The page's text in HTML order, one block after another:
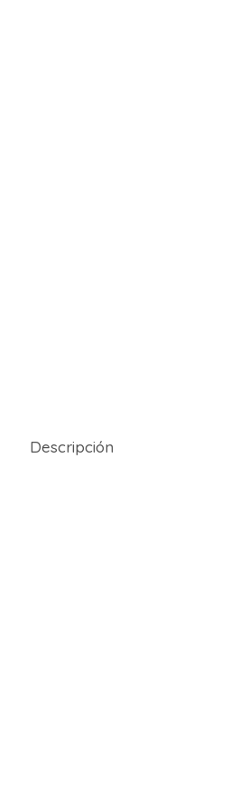
Descripción